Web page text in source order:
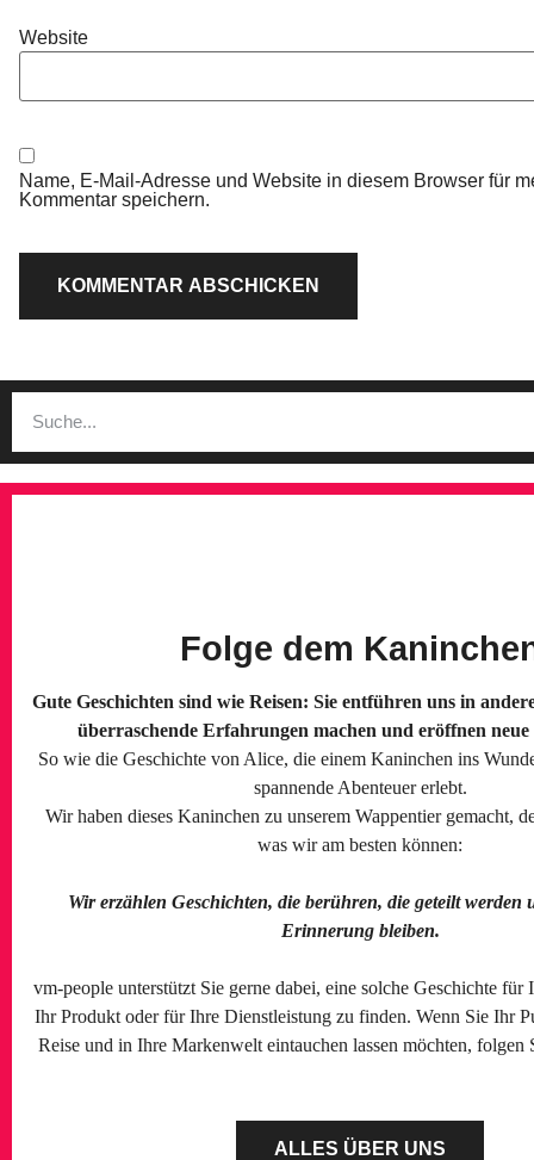
Website
Name, E-Mail-Adresse und Website in diesem Browser für
Kommentar speichern.
Folge dem
Gute Geschichten sind wie Reisen: Sie entführen uns in
überraschende Erfahrungen machen und eröffnen neue
So wie die Geschichte von Alice, die einem Kaninchen ins
spannende Abenteuer erlebt.
Wir haben dieses Kaninchen zu unserem Wappentier gemacht,
was wir am besten können:
Wir erzählen Geschichten, die berühren, die geteilt werden
Erinnerung bleiben.
vm-people unterstützt Sie gerne dabei, eine solche Geschichte für
Ihr Produkt oder für Ihre Dienstleistung zu finden. Wenn Sie Ihr
Reise und in Ihre Markenwelt eintauchen lassen möchten, folgen
ALLES ÜBER UNS